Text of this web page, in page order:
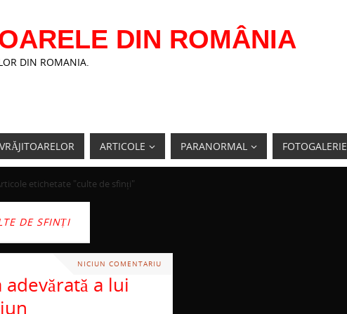
DIN ROMÂNIA
DIN ROMANIA.
ARTICOLE PARANORMAL FOTOGALERIE
etichetate "culte de sfinți"
DE SFINȚI
NICIUN COMENTARIU
adevărată a lui